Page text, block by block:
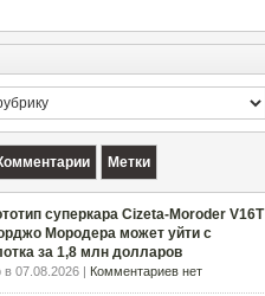
Метки
суперкара Cizeta-Moroder V16T
Мородера может уйти с
за 1,8 млн долларов
07.08.2026 | Комментариев нет